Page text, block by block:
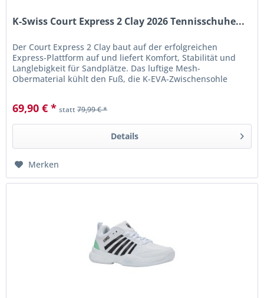
K-Swiss Court Express 2 Clay 2026 Tennisschuhe...
Der Court Express 2 Clay baut auf der erfolgreichen
Express-Plattform auf und liefert Komfort, Stabilität und
Langlebigkeit für Sandplätze. Das luftige Mesh-
Obermaterial kühlt den Fuß, die K-EVA-Zwischensohle
69,90 € * statt79,99 € *
Details
Merken